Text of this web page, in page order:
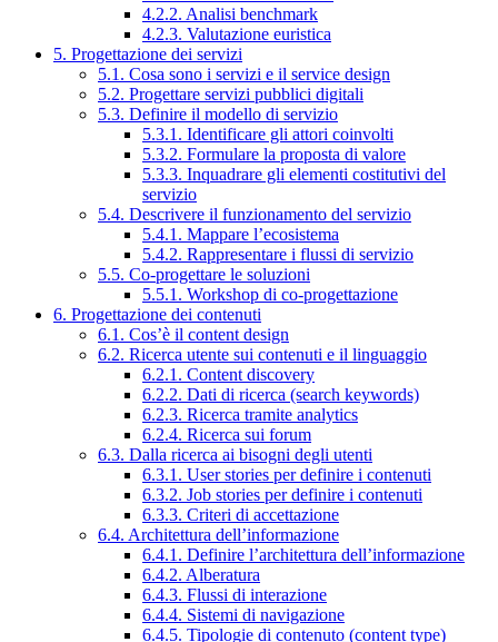
4.2.2. Analisi benchmark
4.2.3. Valutazione euristica
5. Progettazione dei servizi
5.1. Cosa sono i servizi e il service design
5.2. Progettare servizi pubblici digitali
5.3. Definire il modello di servizio
5.3.1. Identificare gli attori coinvolti
5.3.2. Formulare la proposta di valore
5.3.3. Inquadrare gli elementi costitutivi del
servizio
5.4. Descrivere il funzionamento del servizio
5.4.1. Mappare l’ecosistema
5.4.2. Rappresentare i flussi di servizio
5.5. Co-progettare le soluzioni
5.5.1. Workshop di co-progettazione
6. Progettazione dei contenuti
6.1. Cos’è il content design
6.2. Ricerca utente sui contenuti e il linguaggio
6.2.1. Content discovery
6.2.2. Dati di ricerca (search keywords)
6.2.3. Ricerca tramite analytics
6.2.4. Ricerca sui forum
6.3. Dalla ricerca ai bisogni degli utenti
6.3.1. User stories per definire i contenuti
6.3.2. Job stories per definire i contenuti
6.3.3. Criteri di accettazione
6.4. Architettura dell’informazione
6.4.1. Definire l’architettura dell’informazione
6.4.2. Alberatura
6.4.3. Flussi di interazione
6.4.4. Sistemi di navigazione
6.4.5. Tipologie di contenuto (content type)